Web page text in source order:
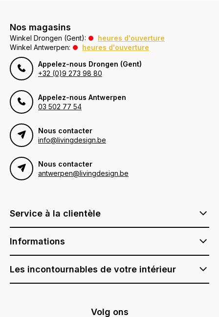
Nos magasins
Winkel Drongen (Gent):
heures d'ouverture
Winkel Antwerpen:
heures d'ouverture
Appelez-nous Drongen (Gent)
+32 (0)9 273 98 80
Appelez-nous Antwerpen
03 502 77 54
Nous contacter
info@livingdesign.be
Nous contacter
antwerpen@livingdesign.be
Service à la clientèle
Informations
Les incontournables de votre intérieur
Volg ons